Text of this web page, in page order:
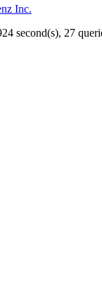
Inc.
second(s), 27